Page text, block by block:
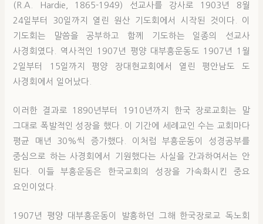
(R.A. Hardie, 1865-1949) 선교사를 강사로 1903년 8월
24일부터 30일까지 열린 원산 기도회에서 시작된 것이다. 이
기도회는 말씀을 공부하고 함께 기도하는 일종의 선교사
사경회였다. 역사적인 1907년 평양 대부흥운동도 1907년 1월
2일부터 15일까지 평양 장대현교회에서 열린 평안남도 도
사경회에서 일어났다.
이러한 결과로 1890년부터 1910년까지 한국 장로교회는 말
그대로 폭발적인 성장을 했다. 이 기간에 세례교인 수는 교회마다
평균 매년 30%씩 증가했다. 이처럼 부흥운동이 성경공부를
중심으로 하는 사경회에서 기원했다는 사실을 간과하여서는 안
된다. 이들 부흥운동은 한국교회의 성장을 가속화시킨 중요
요인이었다.
1907년 평양 대부흥운동이 발흥하던 그해 한국장로교 독노회